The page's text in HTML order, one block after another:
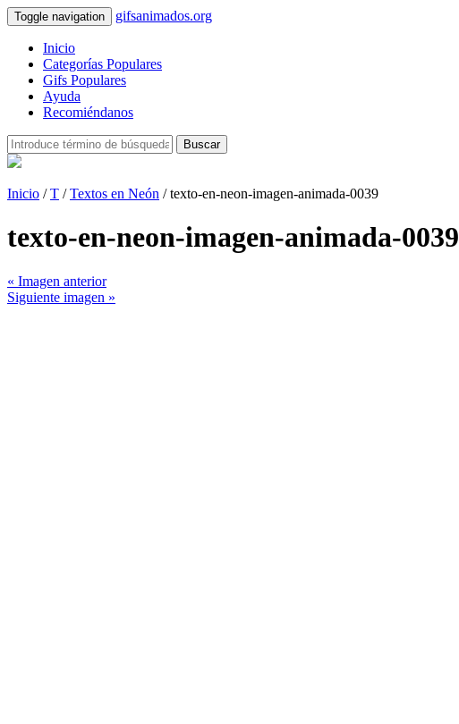
Toggle navigation gifsanimados.org
Inicio
Categorías Populares
Gifs Populares
Ayuda
Recomiéndanos
Buscar
Inicio /T /Textos en Neón / texto-en-neon-imagen-animada-0039
texto-en-neon-imagen-animada-0039
« Imagen anterior
Siguiente imagen »